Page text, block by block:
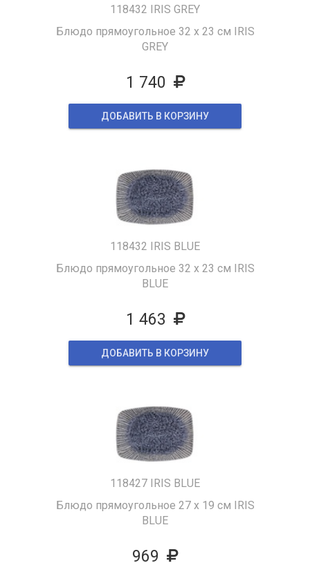
118432 IRIS GREY
Блюдо прямоугольное 32 х 23 см IRIS
GREY
1 740
ДОБАВИТЬ В КОРЗИНУ
118432 IRIS BLUE
Блюдо прямоугольное 32 х 23 см IRIS
BLUE
1 463
ДОБАВИТЬ В КОРЗИНУ
118427 IRIS BLUE
Блюдо прямоугольное 27 х 19 см IRIS
BLUE
969